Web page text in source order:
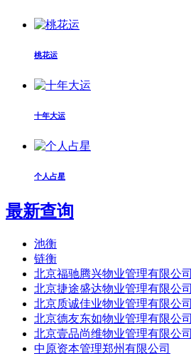
桃花运
十年大运
个人占星
最新查询
池衡
链衡
北京福驰腾兴物业管理有限公司
北京捷途盛达物业管理有限公司
北京质诚佳业物业管理有限公司
北京德友东如物业管理有限公司
北京壹品尚维物业管理有限公司
中原资本管理郑州有限公司